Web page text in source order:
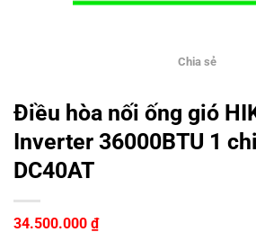
Chia sẻ
Điều hòa nối ống gió
Inverter 36000BTU 1
DC40AT
34.500.000 ₫